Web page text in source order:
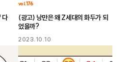
다
vol.176
(광고) 낭만은 왜 Z세대의 화두가 되
었을까?
2023.10.10